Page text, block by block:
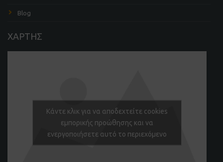
Blog
ΧΑΡΤΗΣ
Κάντε κλικ για να αποδεχτείτε cookies
εμπορικής προώθησης και να
ενεργοποιήσετε αυτό το περιεχόμενο